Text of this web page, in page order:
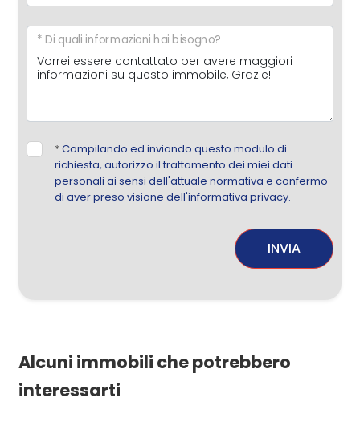
* Di quali informazioni hai bisogno?
*Compilando ed inviando questo modulo di
richiesta, autorizzo il trattamento dei miei dati
personali ai sensi dell'attuale normativa e confermo
di aver preso visione dell'informativa privacy.
INVIA
Alcuni immobili che potrebbero
interessarti